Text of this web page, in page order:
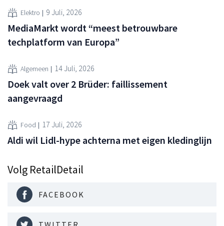
Elektro 9 Juli, 2026
MediaMarkt wordt “meest betrouwbare
techplatform van Europa”
Algemeen 14 Juli, 2026
Doek valt over 2 Brüder: faillissement
aangevraagd
Food 17 Juli, 2026
Aldi wil Lidl-hype achterna met eigen kledinglijn
Volg RetailDetail
FACEBOOK